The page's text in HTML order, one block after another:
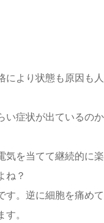
により状態も原因も人
い症状が出ているのか
気を当てて継続的に楽
ね？
す。逆に細胞を痛めて
。